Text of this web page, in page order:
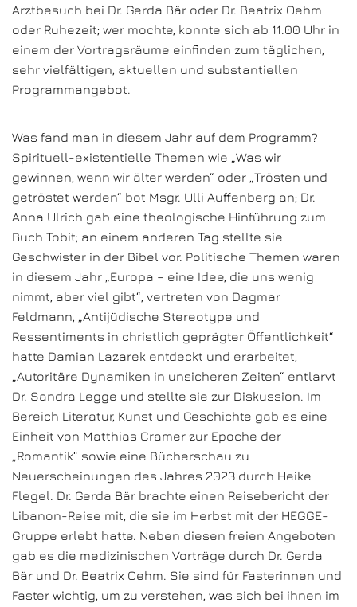
Arztbesuch bei Dr. Gerda Bär oder Dr. Beatrix Oehm
oder Ruhezeit; wer mochte, konnte sich ab 11.00 Uhr in
einem der Vortragsräume einfinden zum täglichen,
sehr vielfältigen, aktuellen und substantiellen
Programmangebot.
Was fand man in diesem Jahr auf dem Programm?
Spirituell-existentielle Themen wie „Was wir
gewinnen, wenn wir älter werden“ oder „Trösten und
getröstet werden“ bot Msgr. Ulli Auffenberg an; Dr.
Anna Ulrich gab eine theologische Hinführung zum
Buch Tobit; an einem anderen Tag stellte sie
Geschwister in der Bibel vor. Politische Themen waren
in diesem Jahr „Europa – eine Idee, die uns wenig
nimmt, aber viel gibt“, vertreten von Dagmar
Feldmann, „Antijüdische Stereotype und
Ressentiments in christlich geprägter Öffentlichkeit“
hatte Damian Lazarek entdeckt und erarbeitet,
„Autoritäre Dynamiken in unsicheren Zeiten“ entlarvt
Dr. Sandra Legge und stellte sie zur Diskussion. Im
Bereich Literatur, Kunst und Geschichte gab es eine
Einheit von Matthias Cramer zur Epoche der
„Romantik“ sowie eine Bücherschau zu
Neuerscheinungen des Jahres 2023 durch Heike
Flegel. Dr. Gerda Bär brachte einen Reisebericht der
Libanon-Reise mit, die sie im Herbst mit der HEGGE-
Gruppe erlebt hatte. Neben diesen freien Angeboten
gab es die medizinischen Vorträge durch Dr. Gerda
Bär und Dr. Beatrix Oehm. Sie sind für Fasterinnen und
Faster wichtig, um zu verstehen, was sich bei ihnen im